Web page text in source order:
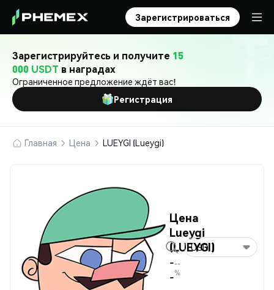
Зарегистрироваться
Зарегистрируйтесь и получите 15
000 USDT в наградах
Ограниченное предложение ждёт вас!
Регистрация
Главная Цена LUEYGI (Lueygi)
Цена
Lueygi
(LUEYGI)
-
-
--
%
USD